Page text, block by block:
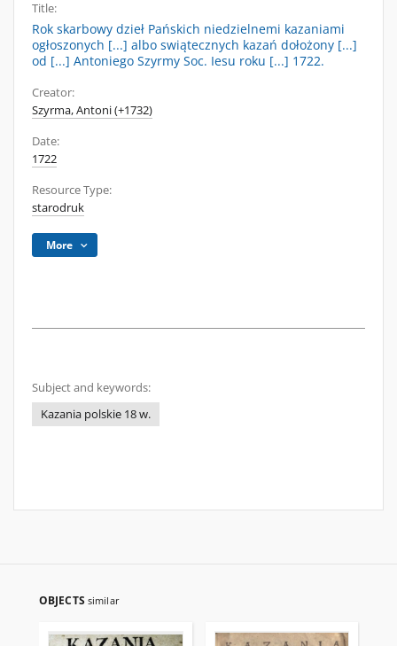
Title:
Rok skarbowy dzieł Pańskich niedzielnemi kazaniami
ogłoszonych [...] albo swiątecznych kazań dołożony [...]
od [...] Antoniego Szyrmy Soc. Iesu roku [...] 1722.
Creator:
Szyrma, Antoni (+1732)
Date:
1722
Resource Type:
starodruk
More
Subject and keywords:
Kazania polskie 18 w.
OBJECTS similar